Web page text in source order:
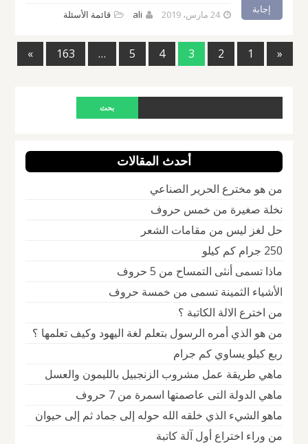
إجابة 24 مارس، 2019 ali قائمة الأسئلة
«
1
2
3
4
5
…
163
»
أحدث المقالات
من هو مخترع الحرير الصناعي
نخلة صغيرة من خمس حروف
حل لغز ليس من مقامات الشعر
250 جرام كم كيلو
ماذا تسمى أنثى التمساح من 5 حروف
الأشياء الثمينة تسمى من خمسة حروف
من اخترع الالة الكاتبة ؟
من هو الذي أمره الرسول بتعلم لغة اليهود وكيف تعلمها ؟
ربع كيلو يساوي كم جرام
ماهي طريقة عمل مشروب الزنجبيل بالليمون والعسل
ماهي الدولة التى عاصمتها اسمرة من 7 حروف
ماهو الشيء الذي خلقه الله حوله إلى جماد ثم إلى حيوان
من وراء اختراع أول آلة كاتبة